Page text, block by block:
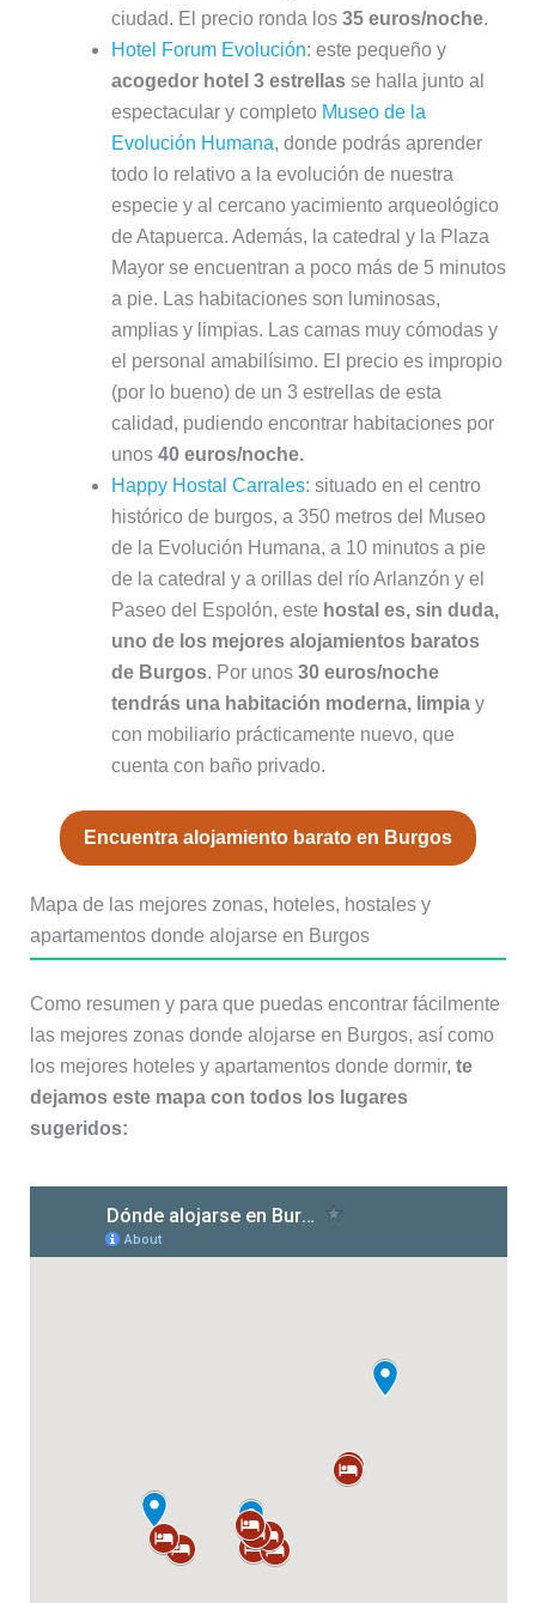
ciudad. El precio ronda los 35 euros/noche.
Hotel Forum Evolución: este pequeño y
acogedor hotel 3 estrellasse halla junto al
espectacular y completo Museo de la
Evolución Humana, donde podrás aprender
todo lo relativo a la evolución de nuestra
especie y al cercano yacimiento arqueológico
de Atapuerca. Además, la catedral y la Plaza
Mayor se encuentran a poco más de 5 minutos
a pie. Las habitaciones son luminosas,
amplias y limpias. Las camas muy cómodas y
el personal amabilísimo. El precio es impropio
(por lo bueno) de un 3 estrellas de esta
calidad, pudiendo encontrar habitaciones por
unos 40 euros/noche.
Happy Hostal Carrales: situado en el centro
histórico de burgos, a 350 metros del Museo
de la Evolución Humana, a 10 minutos a pie
de la catedral y a orillas del río Arlanzón y el
Paseo del Espolón, este hostal es, sin duda,
uno de los mejores alojamientos baratos
de Burgos. Por unos 30 euros/noche
tendrás una habitación moderna, limpiay
con mobiliario prácticamente nuevo, que
cuenta con baño privado.
Encuentra alojamiento barato en Burgos
Mapa de las mejores zonas, hoteles, hostales y
apartamentos donde alojarse en Burgos
Como resumen y para que puedas encontrar fácilmente
las mejores zonas donde alojarse en Burgos, así como
los mejores hoteles y apartamentos donde dormir, te
dejamos este mapa con todos los lugares
sugeridos: